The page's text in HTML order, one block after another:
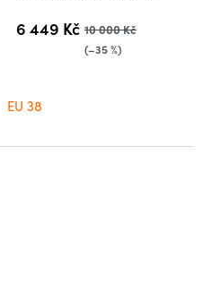
6 449 Kč 10 000 Kč
(–35 %)
EU 38